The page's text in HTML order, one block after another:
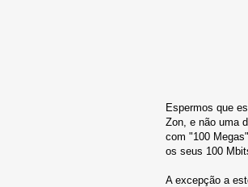
Espermos que
Zon, e não uma
com "100
os seus 100
A excepção a